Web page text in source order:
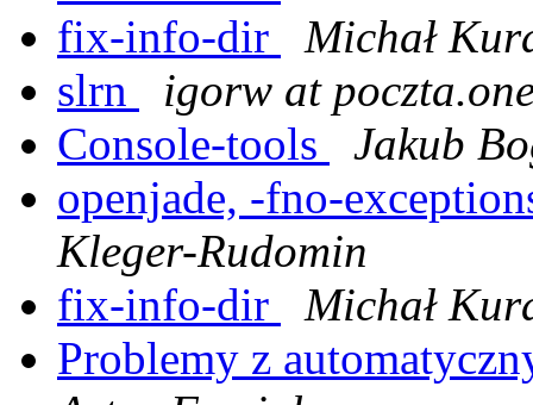
fix-info-dir
Michał
slrn
igorw at
Console-tools
Jakub
openjade, -fno-
Kleger-Rudomin
fix-info-dir
Michał
Problemy z